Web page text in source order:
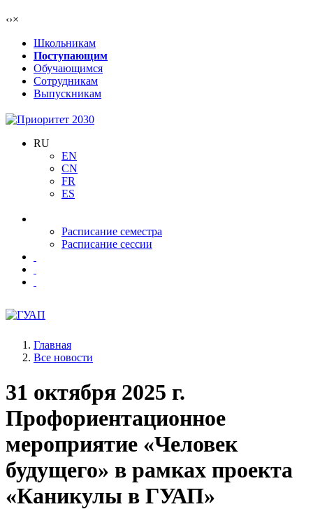
‹›×
Школьникам
Поступающим
Обучающимся
Сотрудникам
Выпускникам
RU
EN
CN
FR
ES
Расписание семестра
Расписание сессии
Главная
Все новости
31 октября 2025 г.
Профориентационное
мероприятие «Человек
будущего» в рамках проекта
«Каникулы в ГУАП»